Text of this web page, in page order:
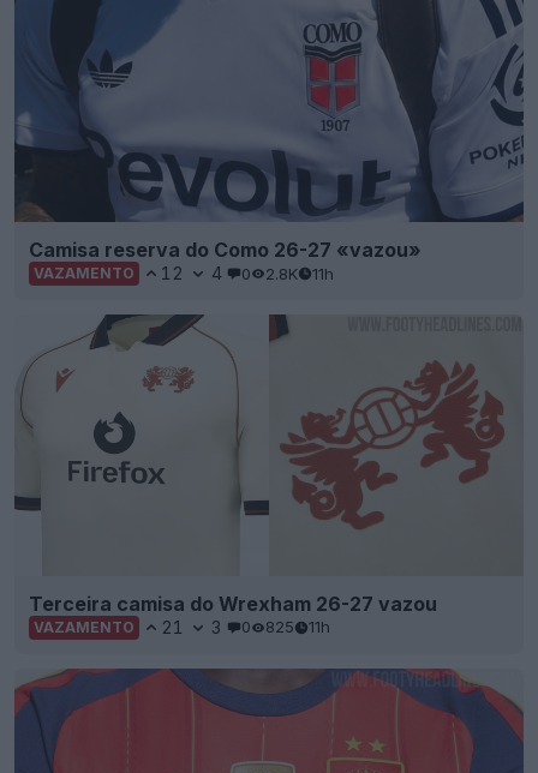
Camisa reserva do Como 26-27 «vazou»
VAZAMENTO 12 4 0 2.8K 11h
Terceira camisa do Wrexham 26-27 vazou
VAZAMENTO 21 3 0 825 11h